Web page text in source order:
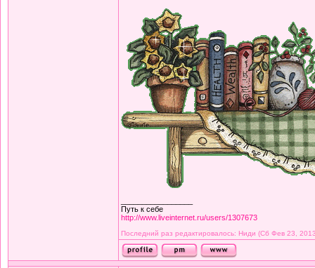
Путь к себе
http://www.liveinternet.ru/users/1307673
Последний раз редактировалось: Ниди (Сб Фев 23,